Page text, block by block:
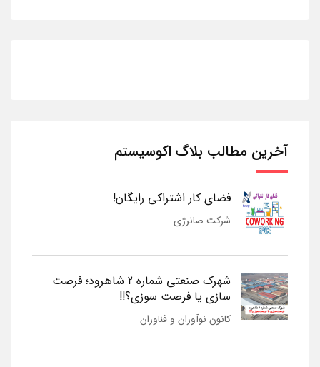
آخرین مطالب بلاگ اکوسیستم
فضای کار اشتراکی رایگان!
شرکت صانرژی
شهرک صنعتی شماره 2 شاهرود؛ فرصت
سازی یا فرصت سوزی؟!!
کانون نوآوران و فناوران